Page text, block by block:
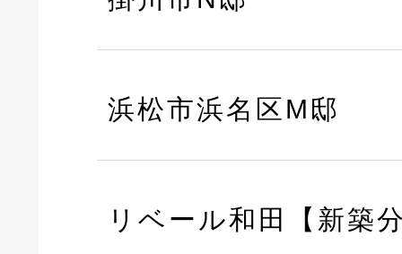
浜松市浜名区M邸
リベール和田【新築